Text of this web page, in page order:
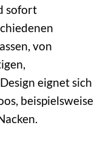
sofort
von
eignet sich
beispielsweise